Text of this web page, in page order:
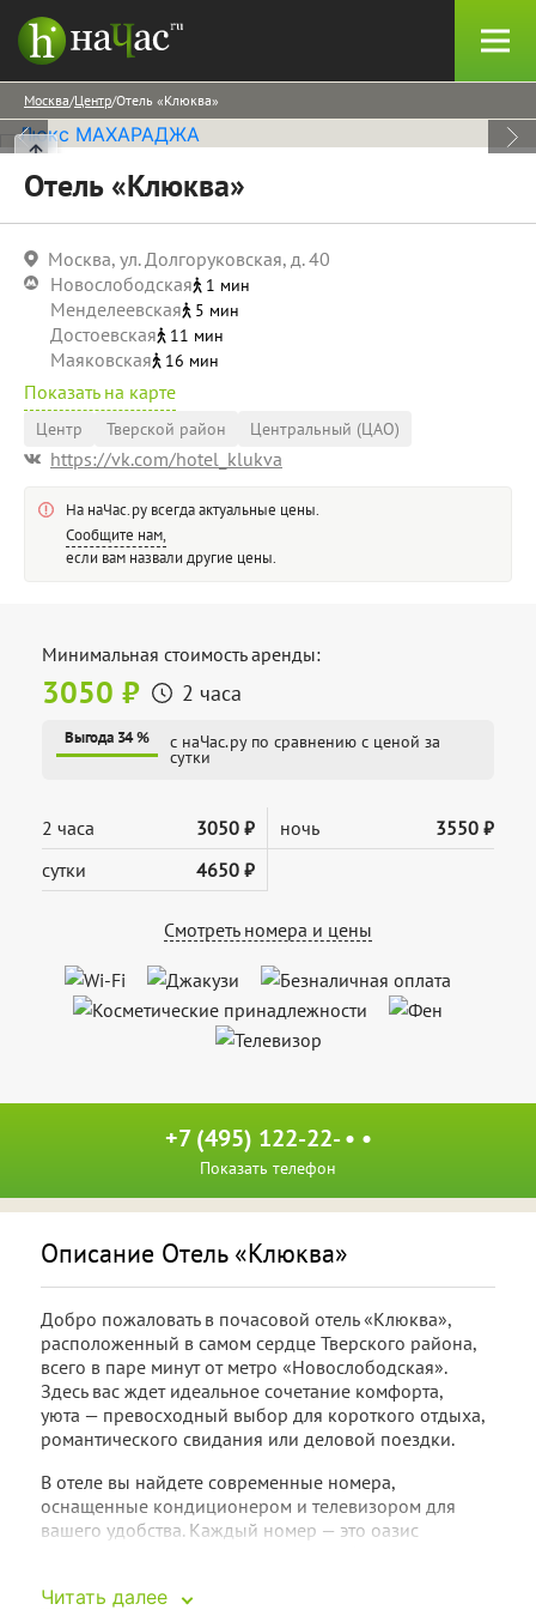
Москва Центр Отель «Клюква»
Отель «Клюква»
Москва, ул. Долгоруковская, д. 40
Новослободская
1 мин
Менделеевская 5 мин
Достоевская 11 мин
Маяковская 16 мин
Показать на карте
Центр Тверской район Центральный (ЦАО)
https://vk.com/hotel_klukva
На наЧас.ру всегда актуальные цены.
Сообщите нам,
если вам назвали другие цены.
Минимальная стоимость аренды:
3050 ₽ 2 часа
Выгода 34 % с наЧас.ру по сравнению с ценой за
сутки
2 часа 3050 ₽ ночь
3550 ₽
сутки
4650 ₽
Смотреть номера и цены
+7 (495) 122-22- • •
Показать телефон
Описание Отель «Клюква»
Добро пожаловать в почасовой отель «Клюква»,
расположенный в самом сердце Тверского района,
всего в паре минут от метро «Новослободская».
Здесь вас ждет идеальное сочетание комфорта,
уюта — превосходный выбор для короткого отдыха,
романтического свидания или деловой поездки.
В отеле вы найдете современные номера,
оснащенные кондиционером и телевизором для
вашего удобства. Каждый номер — это оазис
санузел, фен и набор бесплатных туалетно-
Читать далее